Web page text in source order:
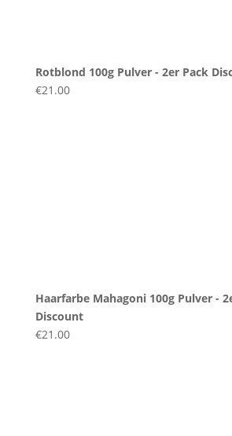
Rotblond 100g Pulver - 2er Pack
€21.00
Haarfarbe Mahagoni 100g Pulver -
Discount
€21.00